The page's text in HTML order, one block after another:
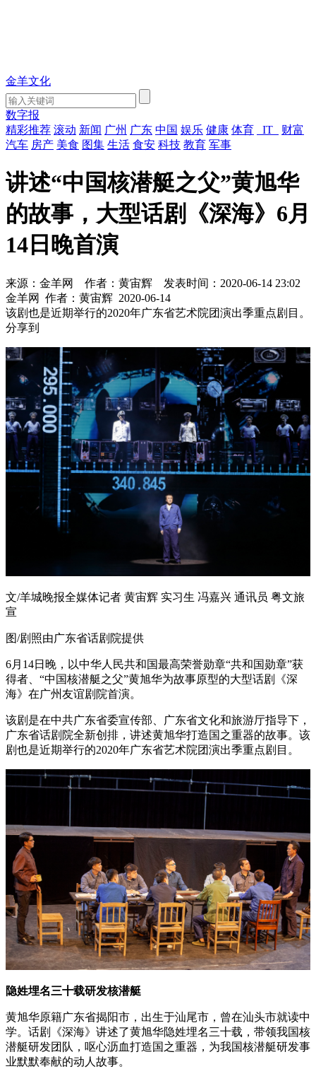
金羊文化
数字报
精彩推荐 滚动 新闻 广州 广东 中国 娱乐 健康 体育 IT
财富
汽车 房产 美食 图集 生活 食安 科技 教育 军事
讲述“中国核潜艇之父”黄旭华
的故事，大型话剧《深海》6月
14日晚首演
来源：金羊网 作者：黄宙辉
发表时间：2020-06-14 23:02
金羊网
作者：黄宙辉 2020-06-14
该剧也是近期举行的2020年广东省艺术院团演出季重点剧目。
分享到
文/羊城晚报全媒体记者 黄宙辉 实习生 冯嘉兴 通讯员 粤文旅
宣
图/剧照由广东省话剧院提供
6月14日晚，以中华人民共和国最高荣誉勋章“共和国勋章”获
得者、“中国核潜艇之父”黄旭华为故事原型的大型话剧《深
海》在广州友谊剧院首演。
该剧是在中共广东省委宣传部、广东省文化和旅游厅指导下，
广东省话剧院全新创排，讲述黄旭华打造国之重器的故事。该
剧也是近期举行的2020年广东省艺术院团演出季重点剧目。
隐姓埋名三十载研发核潜艇
黄旭华原籍广东省揭阳市，出生于汕尾市，曾在汕头市就读中
学。话剧《深海》讲述了黄旭华隐姓埋名三十载，带领我国核
潜艇研发团队，呕心沥血打造国之重器，为我国核潜艇研发事
业默默奉献的动人故事。